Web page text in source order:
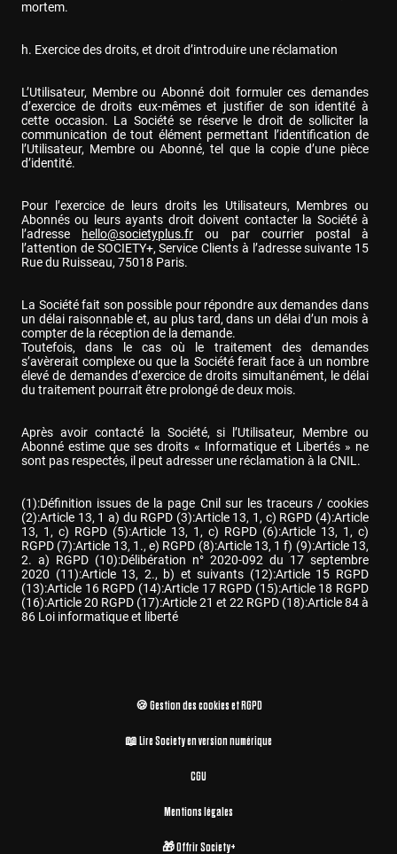
mortem.
h. Exercice des droits, et droit d’introduire une réclamation
L’Utilisateur, Membre ou Abonné doit formuler ces demandes
d’exercice de droits eux-mêmes et justifier de son identité à
cette occasion. La Société se réserve le droit de solliciter la
communication de tout élément permettant l’identification de
l’Utilisateur, Membre ou Abonné, tel que la copie d’une pièce
d’identité.
Pour l’exercice de leurs droits les Utilisateurs, Membres ou
Abonnés ou leurs ayants droit doivent contacter la Société à
l’adresse
hello@societyplus.fr ou par courrier postal à
l’attention de SOCIETY+, Service Clients à l’adresse suivante 15
Rue du Ruisseau, 75018 Paris.
La Société fait son possible pour répondre aux demandes dans
un délai raisonnable et, au plus tard, dans un délai d’un mois à
compter de la réception de la demande.
Toutefois, dans le cas où le traitement des demandes
s’avèrerait complexe ou que la Société ferait face à un nombre
élevé de demandes d’exercice de droits simultanément, le délai
du traitement pourrait être prolongé de deux mois.
Après avoir contacté la Société, si l’Utilisateur, Membre ou
Abonné estime que ses droits « Informatique et Libertés » ne
sont pas respectés, il peut adresser une réclamation à la CNIL.
(1):Définition issues de la page Cnil sur les traceurs / cookies
(2):Article 13, 1 a) du RGPD (3):Article 13, 1, c) RGPD (4):Article
13, 1, c) RGPD (5):Article 13, 1, c) RGPD (6):Article 13, 1, c)
RGPD (7):Article 13, 1., e) RGPD (8):Article 13, 1 f) (9):Article 13,
2. a) RGPD (10):Délibération n° 2020-092 du 17 septembre
2020 (11):Article 13, 2., b) et suivants (12):Article 15 RGPD
(13):Article 16 RGPD (14):Article 17 RGPD (15):Article 18 RGPD
(16):Article 20 RGPD (17):Article 21 et 22 RGPD (18):Article 84 à
86 Loi informatique et liberté
🍪 Gestion des cookies et RGPD
📖 Lire Society en version numérique
CGU
Mentions légales
🎁 Offrir Society+